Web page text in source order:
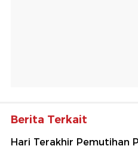
Berita Terkait
Hari Terakhir Pemutihan